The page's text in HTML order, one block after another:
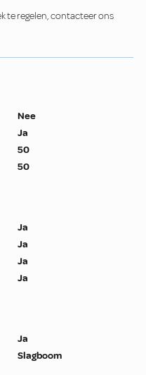
te regelen, contacteer ons
Nee
Ja
50
50
Ja
Ja
Ja
Ja
Ja
Slagboom